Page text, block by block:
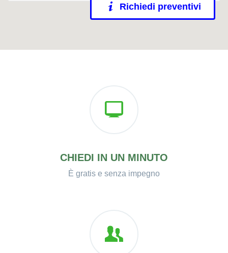
Richiedi preventivi
CHIEDI IN UN MINUTO
È gratis e senza impegno